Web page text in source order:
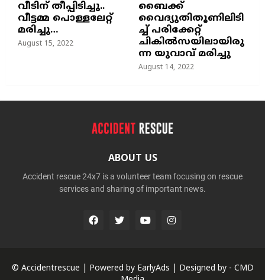
വീടിന് തീപ്പിടിച്ചു..
വീട്ടമ്മ പൊള്ളലേറ്റ്
മരിച്ചു…
August 15, 2022
ബൈക്ക്
വൈദ്യുതിതൂണിലിടി
ച്ച്‌ പരിക്കേറ്റ്
ചികില്‍സയിലായിരു
ന്ന യുവാവ് മരിച്ചു
August 14, 2022
ABOUT US
Accident rescue 24x7 is a volunteer team focusing on rescue
services and sharing of important news.
© Accidentrescue | Powered by EarlyAds | Designed by - CMD